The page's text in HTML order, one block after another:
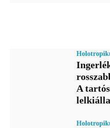
A